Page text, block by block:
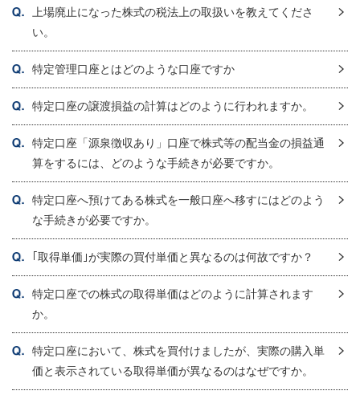
上場廃止になった株式の税法上の取扱いを教えてくださ
い。
特定管理口座とはどのような口座ですか
特定口座の譲渡損益の計算はどのように行われますか。
特定口座「源泉徴収あり」口座で株式等の配当金の損益通
算をするには、どのような手続きが必要ですか。
特定口座へ預けてある株式を一般口座へ移すにはどのよう
な手続きが必要ですか。
｢取得単価｣が実際の買付単価と異なるのは何故ですか？
特定口座での株式の取得単価はどのように計算されます
か。
特定口座において、株式を買付けましたが、実際の購入単
価と表示されている取得単価が異なるのはなぜですか。